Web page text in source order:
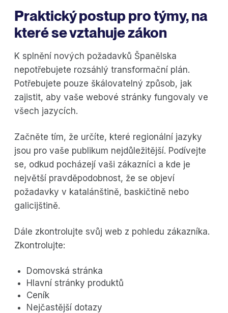
Praktický postup pro týmy, na
které se vztahuje zákon
K splnění nových požadavků Španělska
nepotřebujete rozsáhlý transformační plán.
Potřebujete pouze škálovatelný způsob, jak
zajistit, aby vaše webové stránky fungovaly ve
všech jazycích.
Začněte tím, že určíte, které regionální jazyky
jsou pro vaše publikum nejdůležitější. Podívejte
se, odkud pocházejí vaši zákazníci a kde je
největší pravděpodobnost, že se objeví
požadavky v katalánštině, baskičtině nebo
galicijštině.
Dále zkontrolujte svůj web z pohledu zákazníka.
Zkontrolujte:
Domovská stránka
Hlavní stránky produktů
Ceník
Nejčastější dotazy